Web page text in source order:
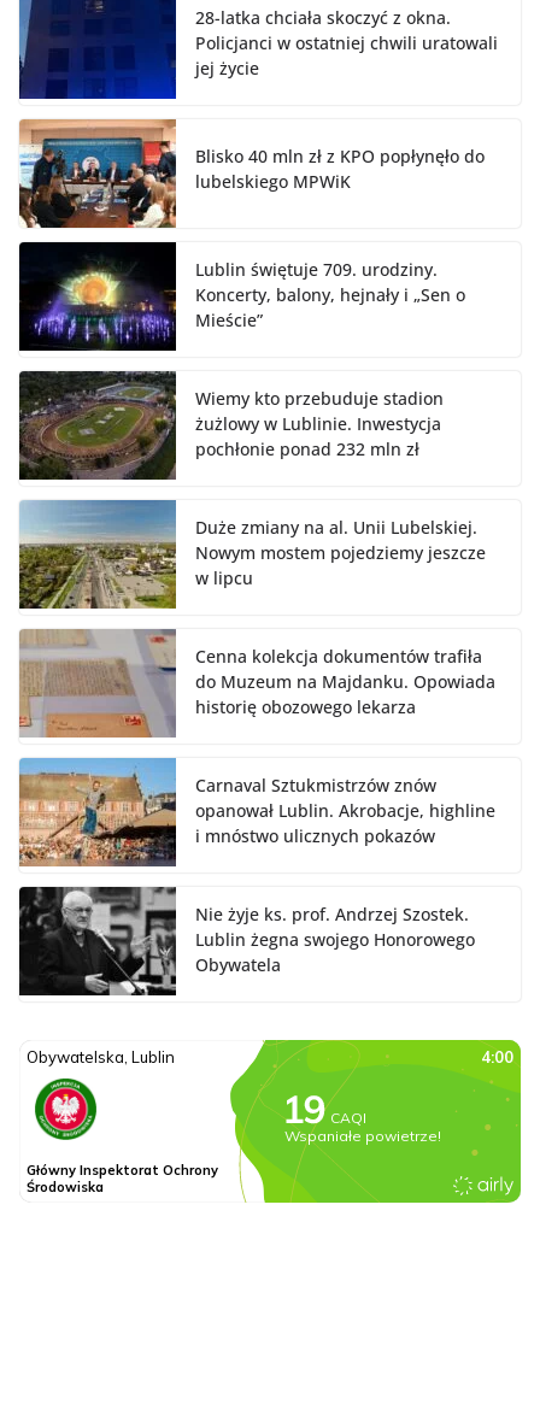
28-latka chciała skoczyć z okna.
Policjanci w ostatniej chwili uratowali
jej życie
Blisko 40 mln zł z KPO popłynęło do
lubelskiego MPWiK
Lublin świętuje 709. urodziny.
Koncerty, balony, hejnały i „Sen o
Mieście”
Wiemy kto przebuduje stadion
żużlowy w Lublinie. Inwestycja
pochłonie ponad 232 mln zł
Duże zmiany na al. Unii Lubelskiej.
Nowym mostem pojedziemy jeszcze
w lipcu
Cenna kolekcja dokumentów trafiła
do Muzeum na Majdanku. Opowiada
historię obozowego lekarza
Carnaval Sztukmistrzów znów
opanował Lublin. Akrobacje, highline
i mnóstwo ulicznych pokazów
Nie żyje ks. prof. Andrzej Szostek.
Lublin żegna swojego Honorowego
Obywatela